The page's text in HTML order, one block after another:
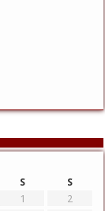
S
S
1
2